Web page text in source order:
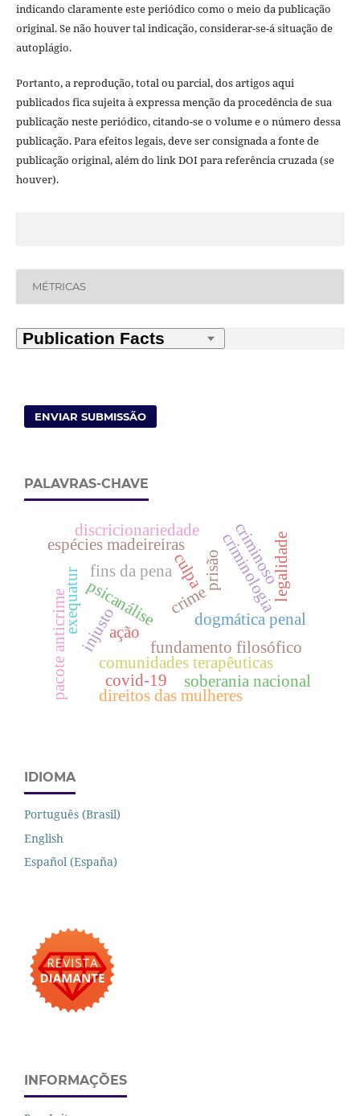
indicando claramente este periódico como o meio da publicação
original. Se não houver tal indicação, considerar-se-á situação de
autoplágio.
Portanto, a reprodução, total ou parcial, dos artigos aqui
publicados fica sujeita à expressa menção da procedência de sua
publicação neste periódico, citando-se o volume e o número dessa
publicação. Para efeitos legais, deve ser consignada a fonte de
publicação original, além do link DOI para referência cruzada (se
houver).
MÉTRICAS
ENVIAR SUBMISSÃO
PALAVRAS-CHAVE
ação
crime
dogmática penal
fundamento filosófico
criminologia
criminoso
psicanálise
injusto
culpa
comunidades terapêuticas
espécies madeireiras
fins da pena
exequatur
soberania nacional
discricionariedade
legalidade
direitos das mulheres
prisão
covid-19
pacote anticrime
IDIOMA
Português (Brasil)
English
Español (España)
INFORMAÇÕES